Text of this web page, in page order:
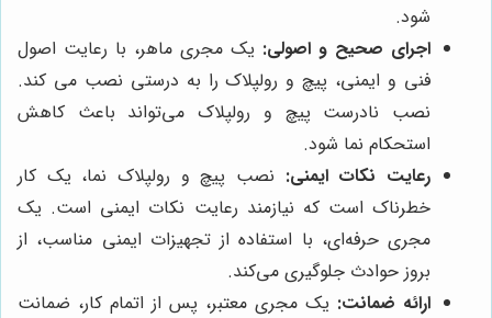
شود.
اجرای صحیح و اصولی: یک مجری ماهر، با رعایت اصول
فنی و ایمنی، پیچ و رولپلاک را به درستی نصب می کند.
نصب نادرست پیچ و رولپلاک می‌تواند باعث کاهش
استحکام نما شود.
رعایت نکات ایمنی: نصب پیچ و رولپلاک نما، یک کار
خطرناک است که نیازمند رعایت نکات ایمنی است. یک
مجری حرفه‌ای، با استفاده از تجهیزات ایمنی مناسب، از
بروز حوادث جلوگیری می‌کند.
ارائه ضمانت: یک مجری معتبر، پس از اتمام کار، ضمانت